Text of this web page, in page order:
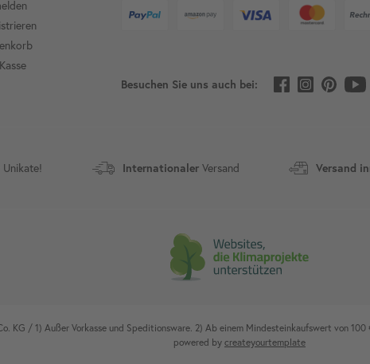
InternationalerVersand Versand
Besuchen Sie uns auch bei:
KG / 1) Außer Vorkasse und Speditionsware. 2) Ab einem Mindesteinkaufswert von
powered by createyourtemplate